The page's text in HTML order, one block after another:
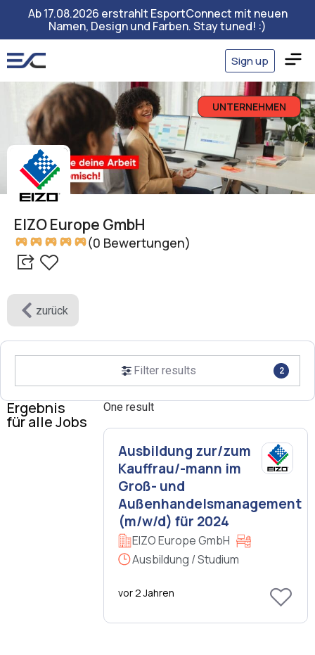
Ab 17.08.2026 erstrahlt EsportConnect mit neuen
Namen, Design und Farben. Stay tuned! :)
Sign up
UNTERNEHMEN
EIZO Europe GmbH
(0 Bewertungen)
zurück
Filter results 2
Ergebnis
für alle Jobs
One result
Ausbildung zur/zum
Kauffrau/-mann im
Groß- und
Außenhandelsmanagement
(m/w/d) für 2024
EIZO Europe GmbH
Ausbildung / Studium
vor 2 Jahren